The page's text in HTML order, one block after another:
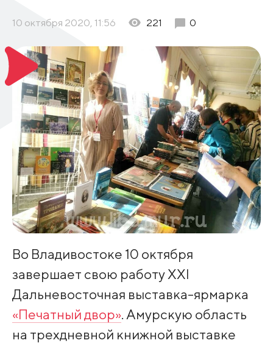
10 октября 2020, 11:56 221 0
Во Владивостоке 10 октября
завершает свою работу XXI
Дальневосточная выставка-ярмарка
«Печатный двор». Амурскую область
на трехдневной книжной выставке